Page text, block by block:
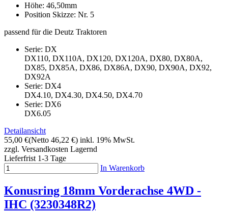
Höhe: 46,50mm
Position Skizze: Nr. 5
passend für die Deutz Traktoren
Serie: DX
DX110, DX110A, DX120, DX120A, DX80, DX80A,
DX85, DX85A, DX86, DX86A, DX90, DX90A, DX92,
DX92A
Serie: DX4
DX4.10, DX4.30, DX4.50, DX4.70
Serie: DX6
DX6.05
Detailansicht
55,00 €(Netto 46,22 €) inkl. 19% MwSt.
zzgl. Versandkosten Lagernd
Lieferfrist 1-3 Tage
In Warenkorb
Konusring 18mm Vorderachse 4WD -
IHC (3230348R2)